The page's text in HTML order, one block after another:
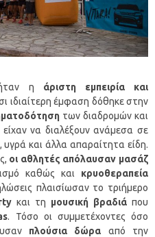
η άριστη εμπειρία και
ιδιαίτερη έμφαση δόθηκε στην
των διαδρομών και
να διαλέξουν ανάμεσα σε
και άλλα απαραίτητα είδη.
οι αθλητές απόλαυσαν μασάζ
καθώς και κρυοθεραπεία
πλαισίωσαν το τριήμερο
και τη μουσική βραδιά που
. Τόσο οι συμμετέχοντες όσο
πλούσια δώρα από την